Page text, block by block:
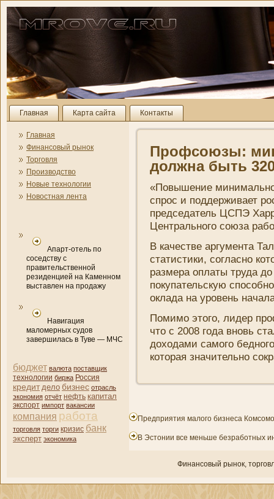
Главная Карта сайта Контакты
Главная
Финансовый рынок
Торговля
Производство
Новые технологии
Новостная лента
Апарт-отель по
соседству с
правительственной
резиденцией на Каменном
выставлен на продажу
Навигация
маломерных судов
завершилась в Туве — МЧС
бюджет валюта поставщик
технологии биржа Россия
кредит дело бизнес отрасль
экономия отчёт нефть капитал
экспорт импорт вакансии
компани­я работа
торговля торги кризис банк
эксперт экономика
Профсоюзы:
должна быть
«Повышени­е
спрос и поддерживает
председатель ЦСПЭ
Центрального союза
В качестве аргумента
статистики, согласно
размера оплаты труда
покупательскую
оклада на уровень
Помимо этого, лидер
что с 2008 года вновь
доходами самого
которая значительно
Предприятия малого бизнеса
В Эстонии все меньше безработных
Финансовый рынок,